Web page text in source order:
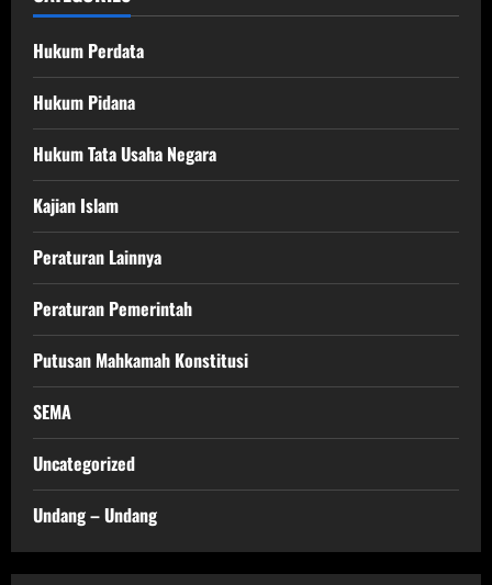
Hukum Perdata
Hukum Pidana
Hukum Tata Usaha Negara
Kajian Islam
Peraturan Lainnya
Peraturan Pemerintah
Putusan Mahkamah Konstitusi
SEMA
Uncategorized
Undang – Undang